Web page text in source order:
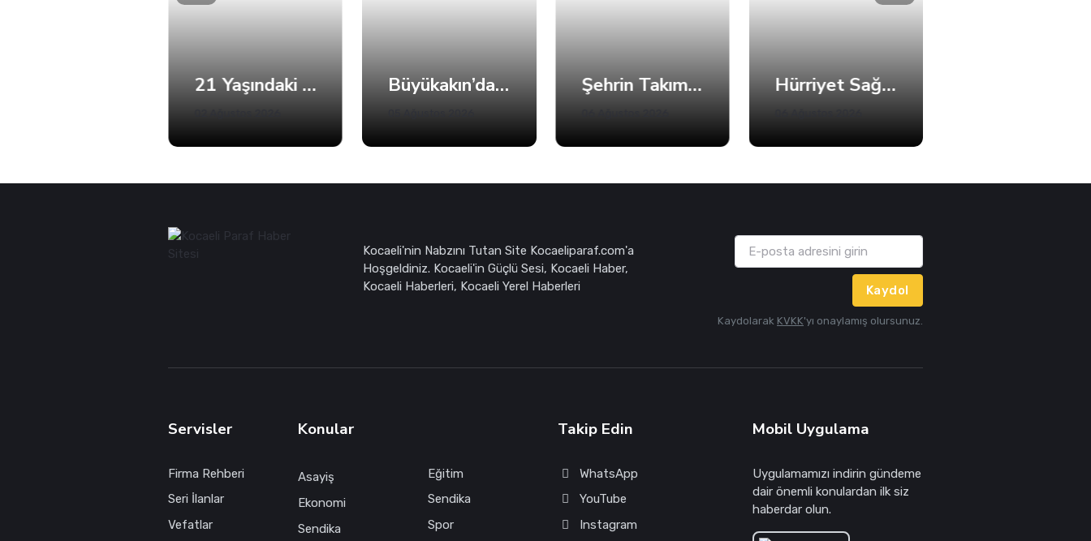
21 Yaşındaki Efe Berat Mama Hayatını Kaybetti Büyükakın’dan Net Mesaj: 2028’e Hazırız Şehrin Takımı Sahaya İniyor Hürriyet Sağlık-Sen'den Adalet Çağrısı
Kocaeli'nin Nabzını Tutan Site Kocaeliparaf.com'a
Hoşgeldiniz. Kocaeli'in Güçlü Sesi, Kocaeli Haber,
Kocaeli Haberleri, Kocaeli Yerel Haberleri
Kaydol
Kaydolarak KVKK'yı onaylamış olursunuz.
Servisler
Firma Rehberi
Seri İlanlar
Vefatlar
Konular
Asayiş
Ekonomi
Sendika
Eğitim
Sendika
Spor
Takip Edin
WhatsApp
YouTube
Instagram
Mobil Uygulama
Uygulamamızı indirin gündeme
dair önemli konulardan ilk siz
haberdar olun.